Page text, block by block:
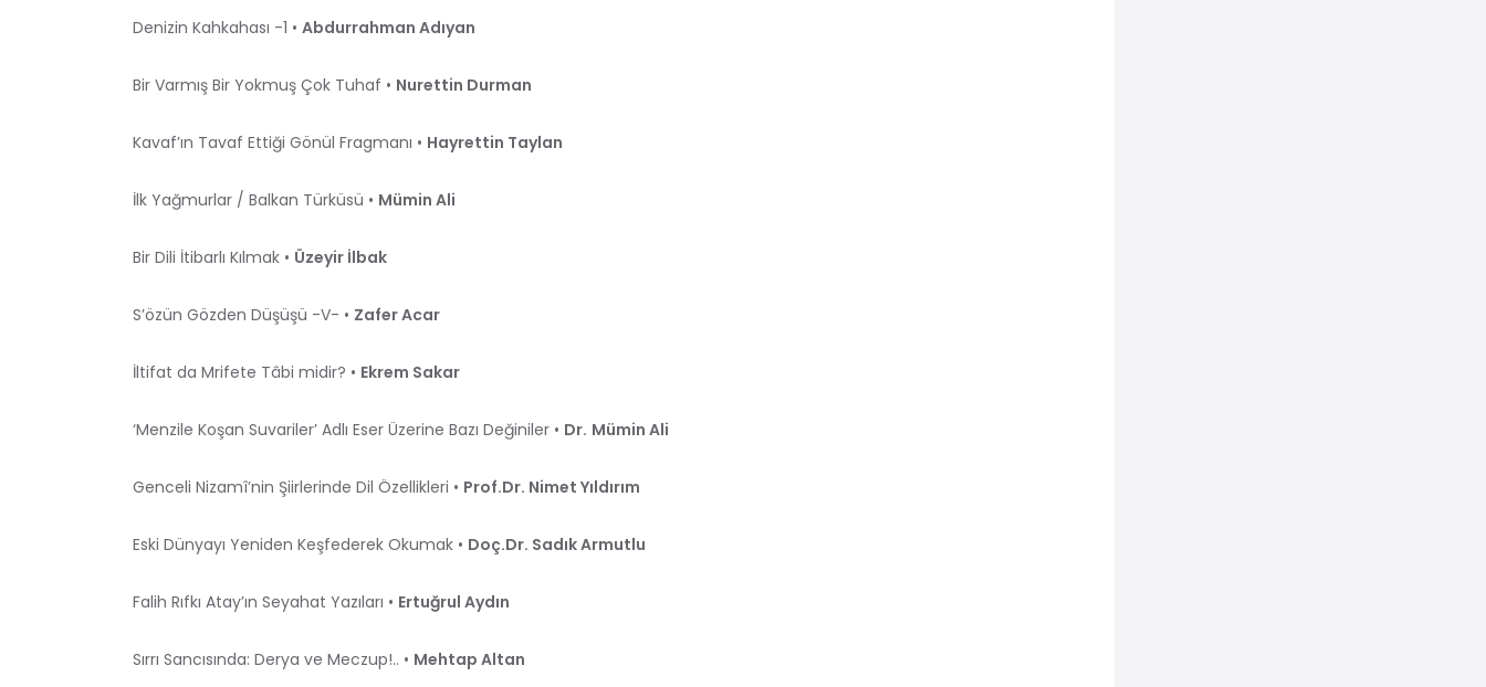
Denizin Kahkahası -1 • Abdurrahman Adıyan
Bir Varmış Bir Yokmuş Çok Tuhaf • Nurettin Durman
Kavaf’ın Tavaf Ettiği Gönül Fragmanı • Hayrettin Taylan
İlk Yağmurlar / Balkan Türküsü • Mümin Ali
Bir Dili İtibarlı Kılmak • Üzeyir İlbak
S’özün Gözden Düşüşü -V- • Zafer Acar
İltifat da Mrifete Tâbi midir? • Ekrem Sakar
‘Menzile Koşan Suvariler’ Adlı Eser Üzerine Bazı Değiniler • Dr. Mümin Ali
Genceli Nizamî’nin Şiirlerinde Dil Özellikleri • Prof.Dr. Nimet Yıldırım
Eski Dünyayı Yeniden Keşfederek Okumak • Doç.Dr. Sadık Armutlu
Falih Rıfkı Atay’ın Seyahat Yazıları • Ertuğrul Aydın
Sırrı Sancısında: Derya ve Meczup!.. • Mehtap Altan